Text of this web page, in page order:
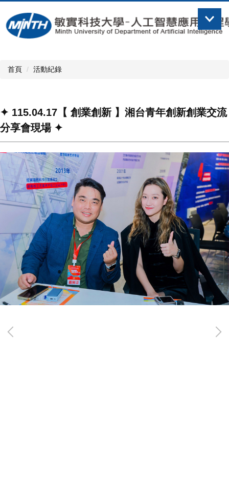
到
主
區
首頁 活動紀錄
✦ 115.04.17【 創業創新 】湘台青年創新創業交流
分享會現場 ✦